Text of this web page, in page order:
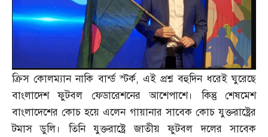
ক্রিস কোলম্যান নাকি বার্ন্ড স্টর্ক,এই প্রশ্ন বহুদিন ধরেই ঘুরেছে
বাংলাদেশ ফুটবল ফেডারেশনের আশেপাশে। কিন্তু শেষমেশ
বাংলাদেশের কোচ হয়ে এলেন গায়ানার সাবেক কোচ যুক্তরাষ্ট্রের
টমাস ডুলি। তিনি যুক্তরাষ্ট্রে জাতীয় ফুটবল দলের সাবেক